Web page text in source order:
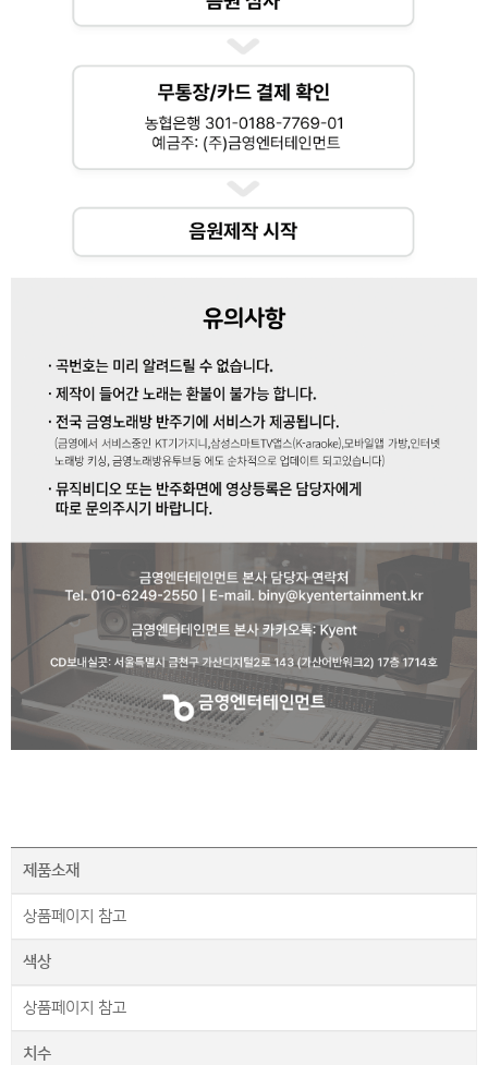
제품소재
상품페이지 참고
색상
상품페이지 참고
치수